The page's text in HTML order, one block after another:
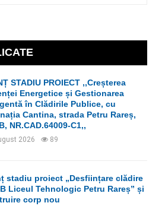
E
A
C
STADIU PROIECT ,,Creșterea
Energetice și Gestionarea
în Clădirile Publice, cu
Cantina, strada Petru Rareș,
NR.CAD.64009-C1,,
2026 89
stadiu proiect „Desființare clădire
Liceul Tehnologic Petru Rareș” și
corp nou